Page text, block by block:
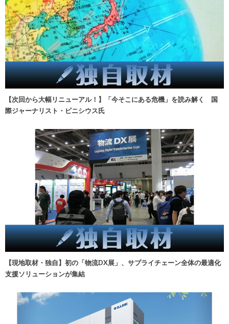
【次回から大幅リニューアル！】「今そこにある危機」を読み解く 国
際ジャーナリスト・ビニシウス氏
【現地取材・独自】初の「物流DX展」、サプライチェーン全体の最適化
支援ソリューションが集結